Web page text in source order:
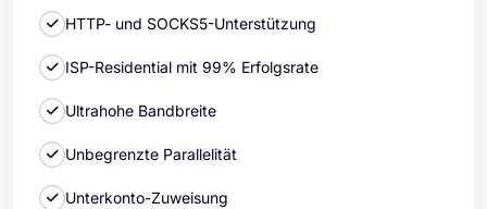
HTTP- und SOCKS5-Unterstützung
ISP-Residential mit 99% Erfolgsrate
Ultrahohe Bandbreite
Unbegrenzte Parallelität
Unterkonto-Zuweisung